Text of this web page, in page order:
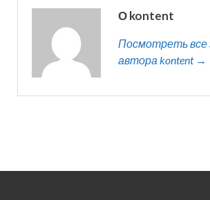
О kontent
Посмотреть все
автора kontent →